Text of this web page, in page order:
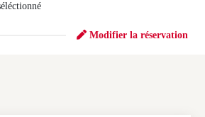
Modifier la réservation
des véhicules